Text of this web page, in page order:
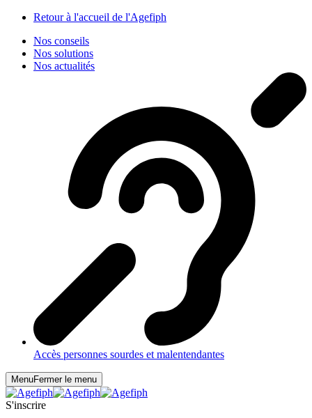
Retour à l'accueil de l'Agefiph
Nos conseils
Nos solutions
Nos actualités
Accès personnes sourdes et malentendantes
MenuFermer le menu
S'inscrire